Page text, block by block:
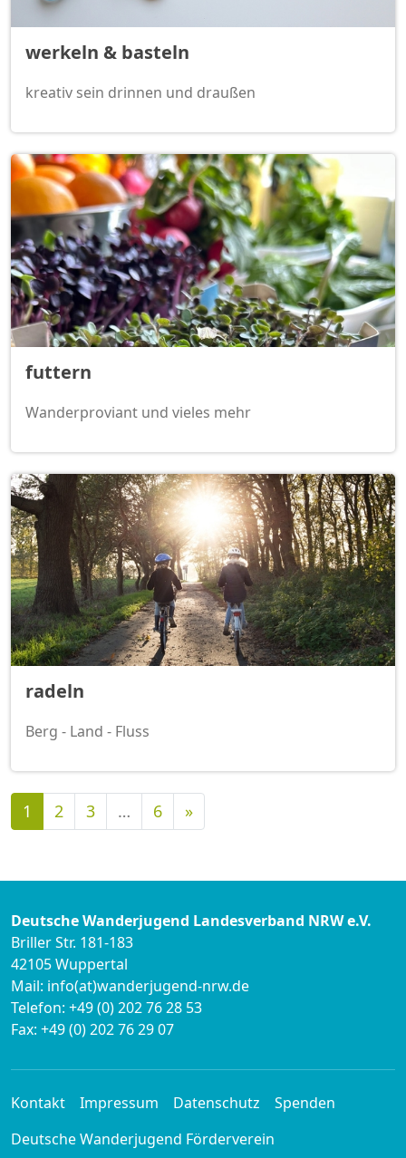
werkeln & basteln
kreativ sein drinnen und draußen
futtern
Wanderproviant und vieles mehr
radeln
Berg - Land - Fluss
1 2 3 … 6 »Nächste
Deutsche Wanderjugend Landesverband NRW e.V.
Briller Str. 181-183
42105 Wuppertal
Mail: info(at)wanderjugend-nrw.de
Telefon: +49 (0) 202 76 28 53
Fax: +49 (0) 202 76 29 07
Kontakt Impressum Datenschutz
Spenden
Deutsche Wanderjugend Förderverein